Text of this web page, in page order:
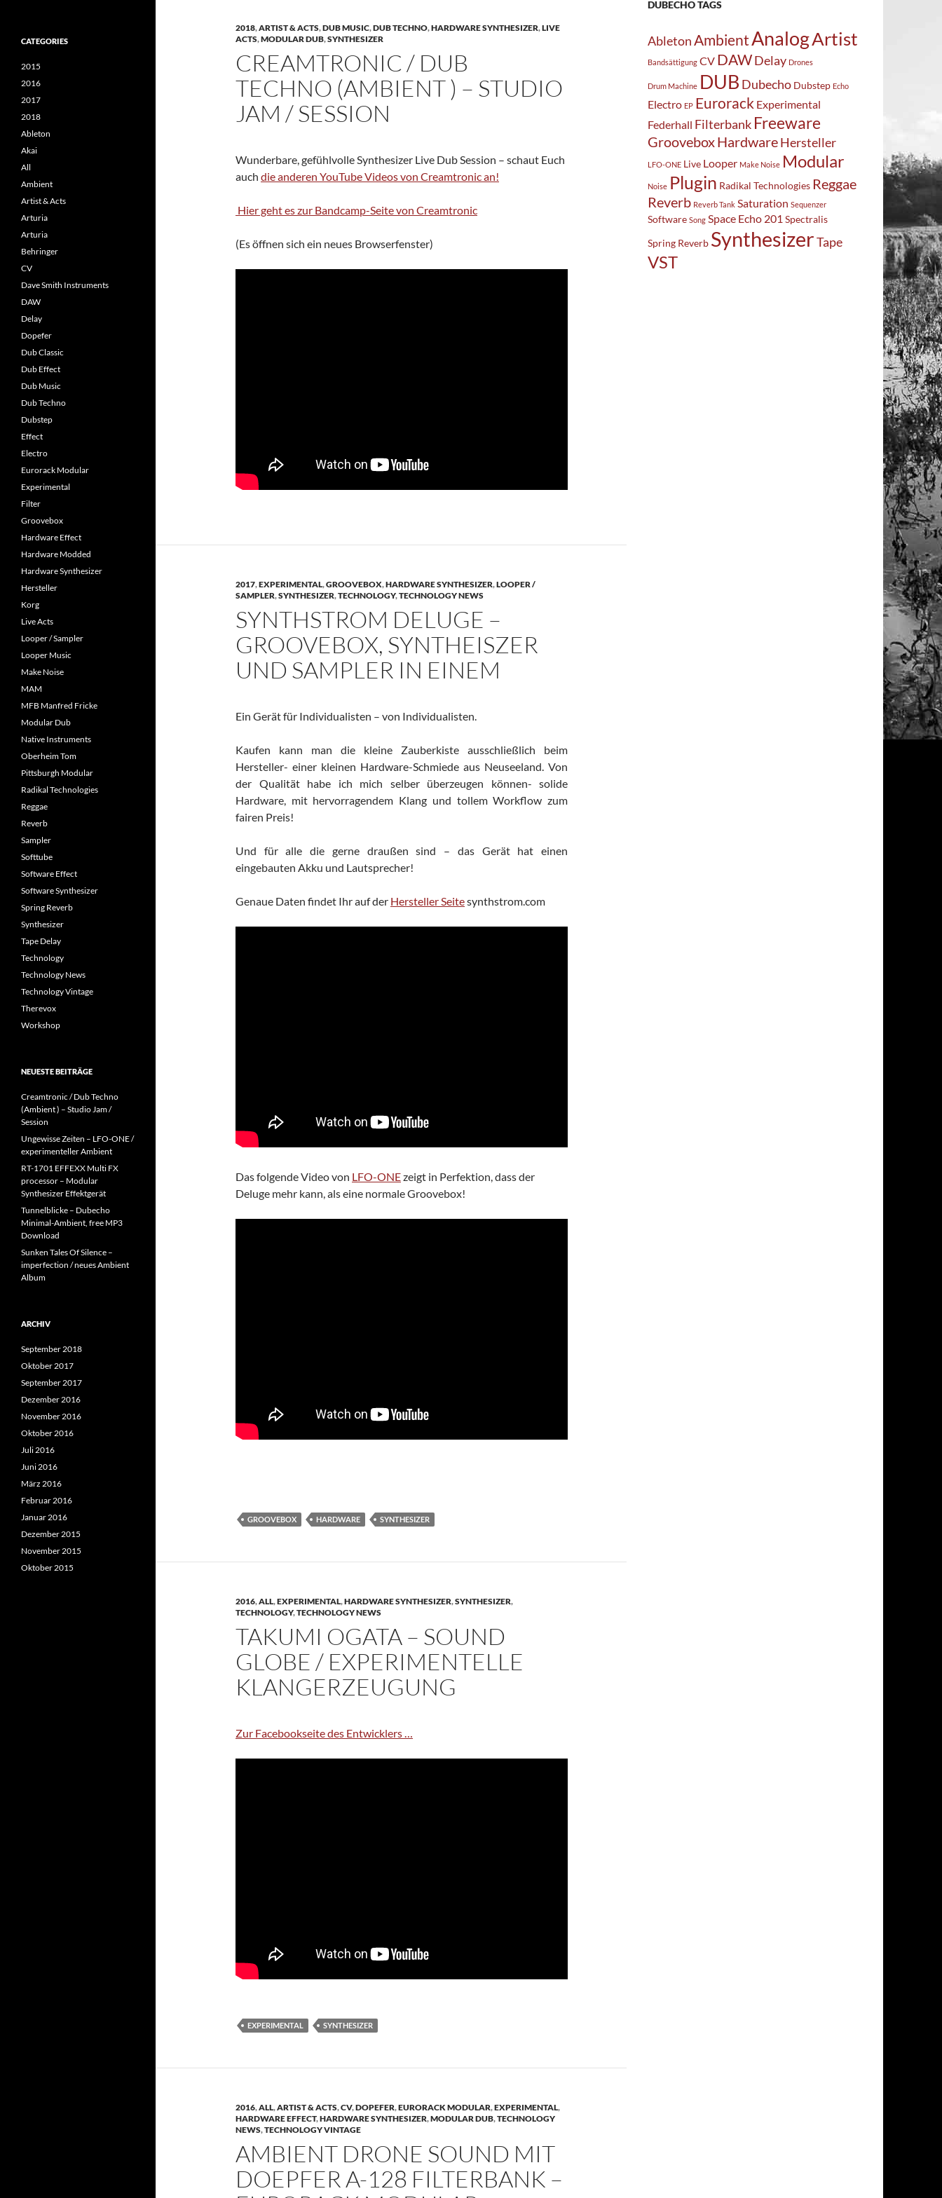
2018,ARTIST & ACTS,DUB MUSIC,DUB TECHNO,HARDWARE SYNTHESIZER,LIVE
ACTS,MODULAR DUB,SYNTHESIZER
CREAMTRONIC / DUB
TECHNO (AMBIENT ) – STUDIO
JAM / SESSION
Wunderbare, gefühlvolle Synthesizer Live Dub Session – schaut Euch
auch die anderen YouTube Videos von Creamtronic an!
Hier geht es zur Bandcamp-Seite von Creamtronic
(Es öffnen sich ein neues Browserfenster)
2017,EXPERIMENTAL,GROOVEBOX,HARDWARE SYNTHESIZER,LOOPER /
SAMPLER,SYNTHESIZER,TECHNOLOGY,TECHNOLOGY NEWS
SYNTHSTROM DELUGE –
GROOVEBOX, SYNTHEISZER
UND SAMPLER IN EINEM
Ein Gerät für Individualisten – von Individualisten.
Kaufen kann man die kleine Zauberkiste ausschließlich beim
Hersteller- einer kleinen Hardware-Schmiede aus Neuseeland. Von
der Qualität habe ich mich selber überzeugen können- solide
Hardware, mit hervorragendem Klang und tollem Workflow zum
fairen Preis!
Und für alle die gerne draußen sind – das Gerät hat einen
eingebauten Akku und Lautsprecher!
Genaue Daten findet Ihr auf der Hersteller Seitesynthstrom.com
Das folgende Video von LFO-ONEzeigt in Perfektion, dass der
Deluge mehr kann, als eine normale Groovebox!
GROOVEBOX HARDWARE SYNTHESIZER
2016,ALL,EXPERIMENTAL,HARDWARE SYNTHESIZER,SYNTHESIZER,
TECHNOLOGY,TECHNOLOGY NEWS
TAKUMI OGATA – SOUND
GLOBE / EXPERIMENTELLE
KLANGERZEUGUNG
Zur Facebookseite des Entwicklers …
EXPERIMENTAL SYNTHESIZER
2016,ALL,ARTIST & ACTS,CV,DOPEFER,EURORACK MODULAR,EXPERIMENTAL,
HARDWARE EFFECT,HARDWARE SYNTHESIZER,MODULAR DUB,TECHNOLOGY
NEWS,TECHNOLOGY VINTAGE
AMBIENT DRONE SOUND MIT
DOEPFER A-128 FILTERBANK –
DUBECHO TAGS
AbletonAmbientAnalogArtist
Bandsättigung CV DAWDelay Drones
Drum Machine DUB Dubecho Dubstep Echo
Electro EP Eurorack Experimental
Federhall Filterbank Freeware
GrooveboxHardwareHersteller
LFO-ONE Live Looper Make Noise Modular
Noise Plugin Radikal Technologies Reggae
Reverb Reverb Tank Saturation Sequenzer
Software Song Space Echo 201 Spectralis
Spring Reverb SynthesizerTape
VST
CATEGORIES
2015
2016
2017
2018
Ableton
Akai
All
Ambient
Artist & Acts
Arturia
Arturia
Behringer
CV
Dave Smith Instruments
DAW
Delay
Dopefer
Dub Classic
Dub Effect
Dub Music
Dub Techno
Dubstep
Effect
Electro
Eurorack Modular
Experimental
Filter
Groovebox
Hardware Effect
Hardware Modded
Hardware Synthesizer
Hersteller
Korg
Live Acts
Looper / Sampler
Looper Music
Make Noise
MAM
MFB Manfred Fricke
Modular Dub
Native Instruments
Oberheim Tom
Pittsburgh Modular
Radikal Technologies
Reggae
Reverb
Sampler
Softtube
Software Effect
Software Synthesizer
Spring Reverb
Synthesizer
Tape Delay
Technology
Technology News
Technology Vintage
Therevox
Workshop
NEUESTE BEITRÄGE
Creamtronic / Dub Techno
(Ambient ) – Studio Jam /
Session
Ungewisse Zeiten – LFO-ONE /
experimenteller Ambient
RT-1701 EFFEXX Multi FX
processor – Modular
Synthesizer Effektgerät
Tunnelblicke – Dubecho
Minimal-Ambient, free MP3
Download
Sunken Tales Of Silence –
imperfection / neues Ambient
Album
ARCHIV
September 2018
Oktober 2017
September 2017
Dezember 2016
November 2016
Oktober 2016
Juli 2016
Juni 2016
März 2016
Februar 2016
Januar 2016
Dezember 2015
November 2015
Oktober 2015